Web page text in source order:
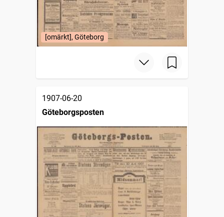
[omärkt], Göteborg
1907-06-20
Göteborgsposten